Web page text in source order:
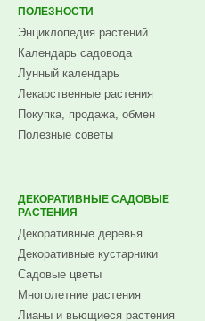
ПОЛЕЗНОСТИ
Энциклопедия растений
Календарь садовода
Лунный календарь
Лекарственные растения
Покупка, продажа, обмен
Полезные советы
ДЕКОРАТИВНЫЕ САДОВЫЕ
РАСТЕНИЯ
Декоративные деревья
Декоративные кустарники
Садовые цветы
Многолетние растения
Лианы и вьющиеся растения